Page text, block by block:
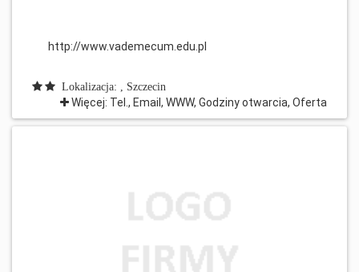
http://www.vademecum.edu.pl
Lokalizacja: , Szczecin
Więcej: Tel., Email, WWW, Godziny otwarcia, Oferta